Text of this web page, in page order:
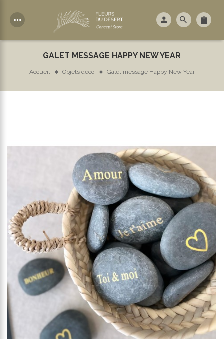
more_horiz
GALET MESSAGE HAPPY NEW YEAR
Accueil Objets déco Galet message Happy New Year